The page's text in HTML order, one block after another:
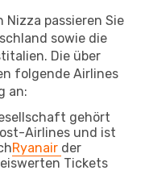
passieren Sie
sowie die
Die über
folgende Airlines
an:
gehört
Airlines und ist
Ryanair der
Tickets